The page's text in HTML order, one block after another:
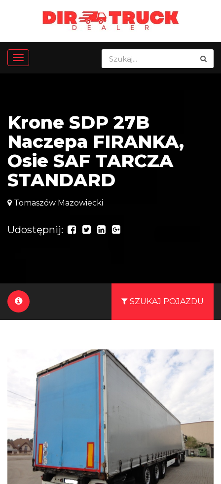
Krone SDP 27B
Naczepa FIRANKA,
Osie SAF TARCZA
STANDARD
Tomaszów Mazowiecki
Udostępnij:
SZUKAJ POJAZDU